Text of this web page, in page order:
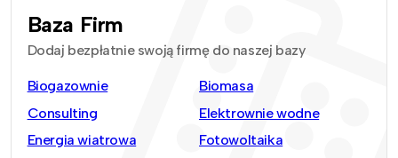
Baza Firm
Dodaj bezpłatnie swoją firmę do naszej bazy
Biogazownie
Biomasa
Consulting
Elektrownie wodne
Energia wiatrowa
Fotowoltaika